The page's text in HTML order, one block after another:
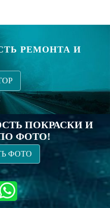
РЕМОНТА И
ПОКРАСКИ И
ФОТО!
ФОТО